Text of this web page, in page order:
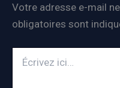
Votre adresse e-mail
obligatoires sont
ici…